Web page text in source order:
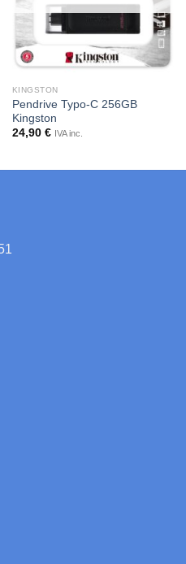
KINGSTON
Pendrive Typo-C 256GB
Kingston
24,90 € IVA inc.